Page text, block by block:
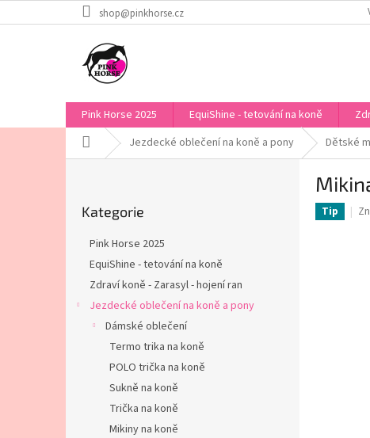
na
shop@pinkhorse.cz
Pink Horse 2025 EquiShine - tetování na koně
Domů Jezdecké oblečení na koně a pony Dětské
kategorie
Kategorie
Pink Horse 2025
EquiShine - tetování na koně
Zdraví koně - Zarasyl - hojení ran
Jezdecké oblečení na koně a pony
Dámské oblečení
Termo trika na koně
POLO trička na koně
Sukně na koně
Trička na koně
Mikiny na koně
Tip